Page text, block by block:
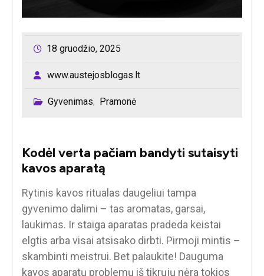
18 gruodžio, 2025
www.austejosblogas.lt
Gyvenimas, Pramonė
Kodėl verta pačiam bandyti sutaisyti
kavos aparatą
Rytinis kavos ritualas daugeliui tampa
gyvenimo dalimi – tas aromatas, garsai,
laukimas. Ir staiga aparatas pradeda keistai
elgtis arba visai atsisako dirbti. Pirmoji mintis –
skambinti meistrui. Bet palaukite! Dauguma
kavos aparatų problemų iš tikrųjų nėra tokios